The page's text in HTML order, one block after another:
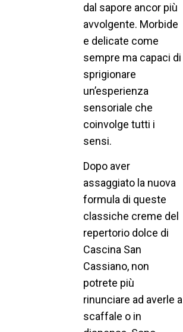
dal sapore ancor più
avvolgente. Morbide
e delicate come
sempre ma capaci di
sprigionare
un’esperienza
sensoriale che
coinvolge tutti i
sensi.
Dopo aver
assaggiato la nuova
formula di queste
classiche creme del
repertorio dolce di
Cascina San
Cassiano, non
potrete più
rinunciare ad averle a
scaffale o in